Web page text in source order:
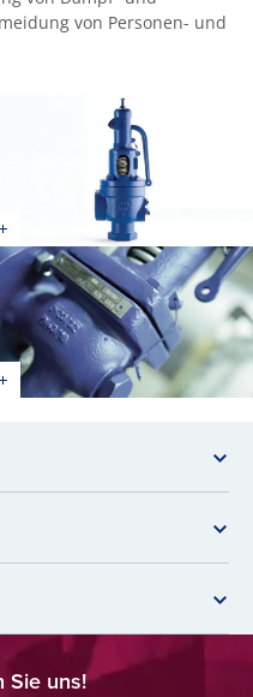
von Personen- und
Sie uns!